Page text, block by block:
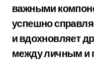
важными
успешно
и вдохновляет
между личным и